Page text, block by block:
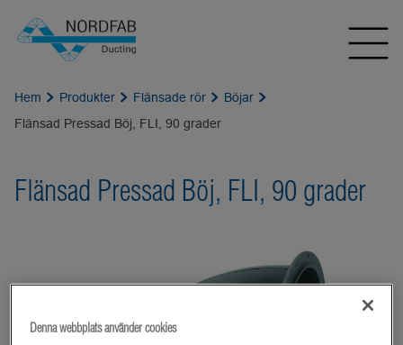
Hem Produkter Flänsade rör
Böjar
Flänsad Pressad Böj, FLI, 90 grader
Flänsad Pressad Böj, FLI, 90 grader
Denna webbplats använder cookies